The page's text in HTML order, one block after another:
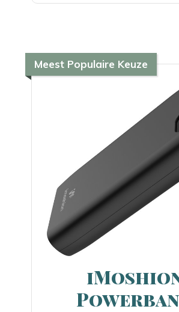
Meest Populaire Keuze